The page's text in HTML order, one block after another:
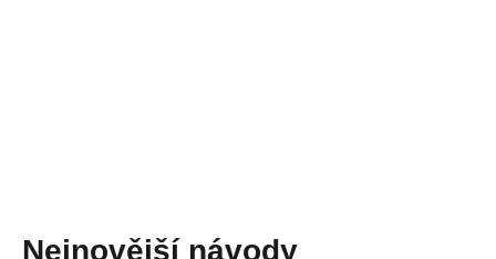
Nejnovější návody